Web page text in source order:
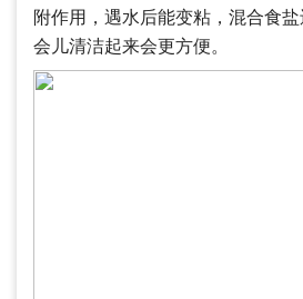
附作用，遇水后能变粘，混合食
会儿清洁起来会更方便。